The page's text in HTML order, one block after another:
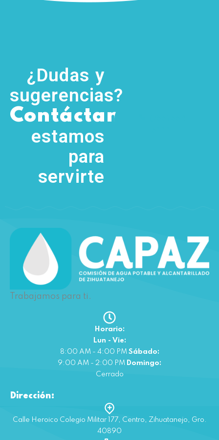
¿Dudas y
sugerencias?
Contáctanos
estamos
para
servirte
Trabajamos para ti.
Horario:
Lun - Vie:
8:00 AM - 4:00 PM Sábado:
9:00 AM - 2:00 PM Domingo:
Cerrado
Dirección:
Calle Heroico Colegio Militar 177, Centro, Zihuatanejo, Gro.
40890